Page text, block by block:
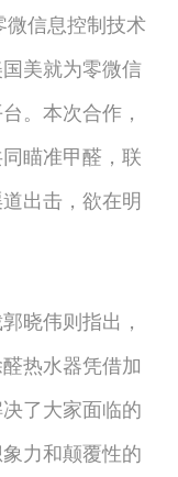
信息控制技术
美就为零微信
。本次合作，
瞄准甲醛，联
出击，欲在明
晓伟则指出，
热水器凭借加
了大家面临的
力和颠覆性的